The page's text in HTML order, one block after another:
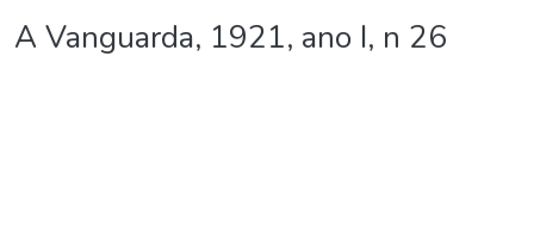
Digital
A Vanguarda, 1921, ano I, n 26